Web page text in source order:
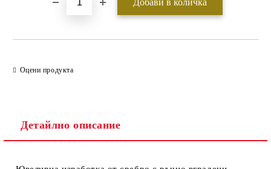
Оцени продукта
Детайлно описание